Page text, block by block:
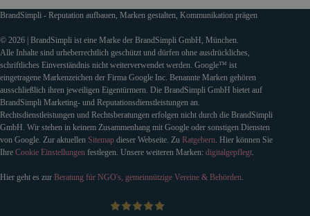
BrandSimpli - Reputation aufbauen, Marken gestalten, Kommunikation prägen
© 2026 | BrandSimpli ist eine Marke der BrandSimpli GmbH, München.
Alle Inhalte sind urheberrechtlich geschützt und dürfen ohne ausdrückliches,
schriftliches Einverständnis nicht weiterverwendet werden. Google™ ist
eingetragene Markenzeichen der Firma Google Inc. Benannte Marken gehören
ausschließlich ihren jeweiligen Eigentürmern. Die BrandSimpli GmbH bietet auf
BrandSimpli Marketing- und Reputationsdienstleistungen an.
Rechtsdienstleistungen und Rechtsberatungen erfolgen nicht durch die BrandSimpli
GmbH. Wir stehen in keinem Zusammenhang mit Google oder sonstigen Diensten
von Google. Zur aktuellen Sitemap dieser Webseite. Zu Ratgebern . Hier können Sie
Ihre Cookie Einstellungen festlegen. Unsere weiteren Marken: digitalgepflegt
Hier geht es zur Beratung für NGO's, gemeinnützige Vereine & Behörden